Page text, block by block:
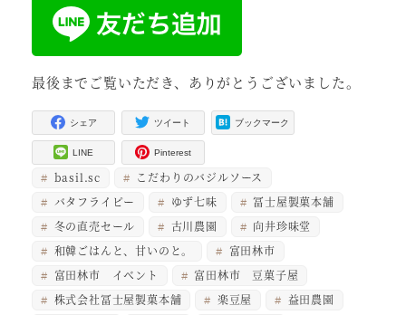
最後までご覧いただき、ありがとうございました。
シェア ツイート ブックマーク
LINE Pinterest
basil.sc
こだわりのバジルソース
バタフライピー
ゆず七味
冨士屋製菓本舗
冬の直売セール
古川農園
向井珍味堂
和韓ごはんと、甘いのと。
富田林市
富田林市 イベント
富田林市 豆菓子屋
株式会社冨士屋製菓本舗
楽豆屋
益田農園